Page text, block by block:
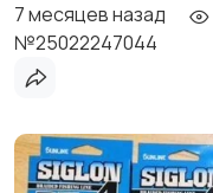
7 месяцев назад
№25022247044